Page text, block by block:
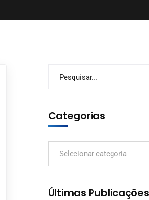
Categorias
Selecionar categoria
Últimas Publicações